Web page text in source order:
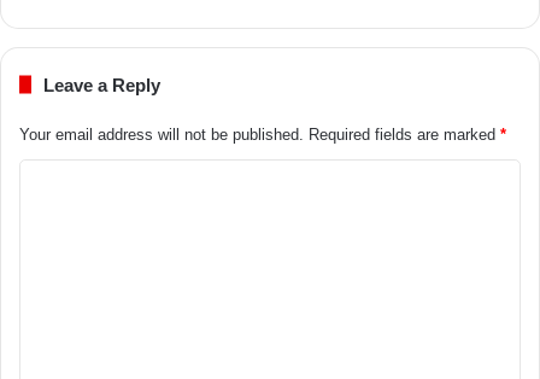
Leave a Reply
Your email address will not be published. Required fields are marked *